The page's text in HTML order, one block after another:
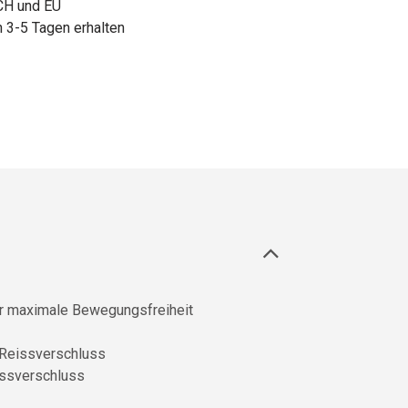
und EU
5 Tagen erhalten
maximale Bewegungsfreiheit